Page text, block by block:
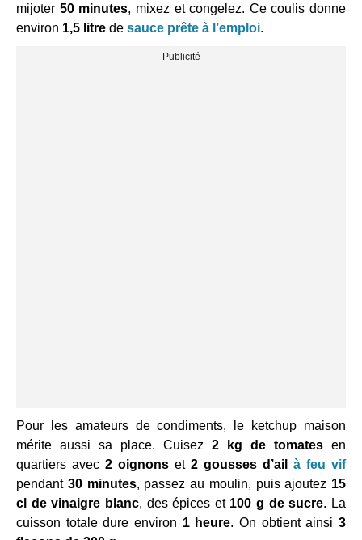
mijoter 50 minutes, mixez et congelez. Ce coulis donne
environ 1,5 litre de sauce prête à l’emploi.
Pour les amateurs de condiments, le ketchup maison
mérite aussi sa place. Cuisez 2 kg de tomates en
quartiers avec 2 oignons et 2 gousses d’ail
à feu vif
pendant 30 minutes, passez au moulin, puis ajoutez 15
cl de vinaigre blanc, des épices et 100 g de sucre. La
cuisson totale dure environ 1 heure. On obtient ainsi3